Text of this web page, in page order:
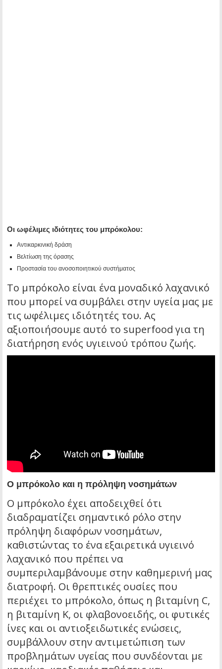
Οι ωφέλιμες ιδιότητες του μπρόκολου:
Αντικαρκινική δράση
Βελτίωση της όρασης
Προστασία του ανοσοποιητικού συστήματος
Το μπρόκολο είναι ένα μοναδικό λαχανικό
που μπορεί να συμβάλει στην υγεία μας με
τις ωφέλιμες ιδιότητές του. Ας
αξιοποιήσουμε αυτό το superfood για τη
διατήρηση ενός υγιεινού τρόπου ζωής.
Ο μπρόκολο και η πρόληψη νοσημάτων
Ο μπρόκολο έχει αποδειχθεί ότι
διαδραματίζει σημαντικό ρόλο στην
πρόληψη διαφόρων νοσημάτων,
καθιστώντας το ένα εξαιρετικά υγιεινό
λαχανικό που πρέπει να
συμπεριλαμβάνουμε στην καθημερινή μας
διατροφή. Οι θρεπτικές ουσίες που
περιέχει το μπρόκολο, όπως η βιταμίνη C,
η βιταμίνη K, οι φλαβονοειδής, οι φυτικές
ίνες και οι αντιοξειδωτικές ενώσεις,
συμβάλλουν στην αντιμετώπιση των
προβλημάτων υγείας που συνδέονται με